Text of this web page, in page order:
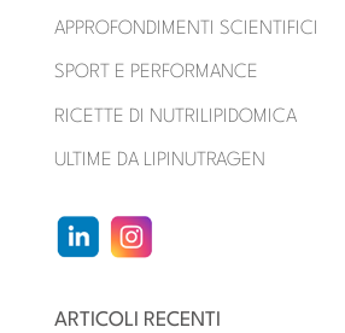
APPROFONDIMENTI SCIENTIFICI
SPORT E PERFORMANCE
RICETTE DI NUTRILIPIDOMICA
ULTIME DA LIPINUTRAGEN
ARTICOLI RECENTI